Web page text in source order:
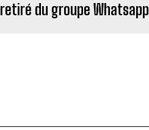
du groupe Whatsapp